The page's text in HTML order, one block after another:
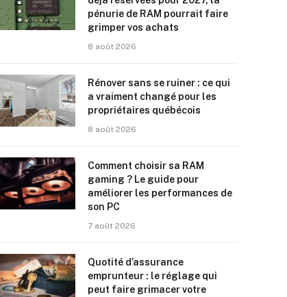
pénurie de RAM pourrait faire
grimper vos achats
8 août 2026
Rénover sans se ruiner : ce qui
a vraiment changé pour les
propriétaires québécois
8 août 2026
Comment choisir sa RAM
gaming ? Le guide pour
améliorer les performances de
son PC
7 août 2026
Quotité d’assurance
emprunteur : le réglage qui
peut faire grimacer votre